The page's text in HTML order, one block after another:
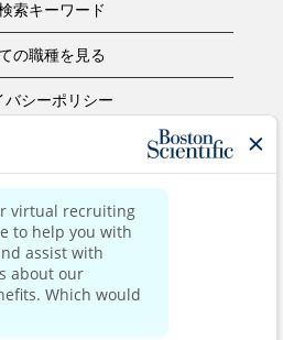
検索キーワード
の職種を見る
バシーポリシー
作権表示
お問合せ
ィフィックウェブサイトホーム